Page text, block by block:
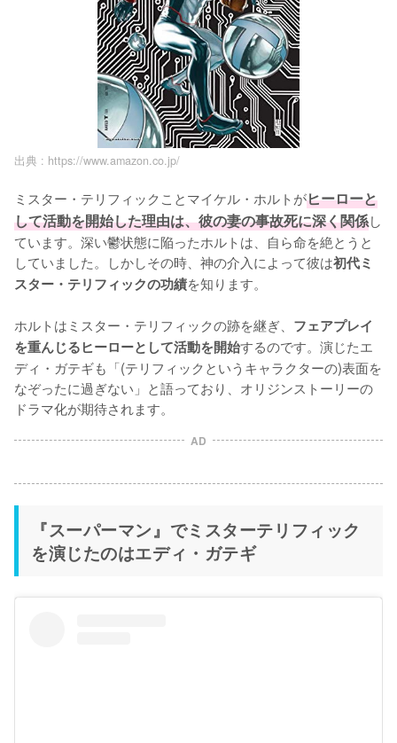
出典 : https://www.amazon.co.jp/
ミスター・テリフィックことマイケル・ホルトがヒーローと
して活動を開始した理由は、彼の妻の事故死に深く関係し
ています。深い鬱状態に陥ったホルトは、自ら命を絶とうと
していました。しかしその時、神の介入によって彼は初代ミ
スター・テリフィックの功績を知ります。
ホルトはミスター・テリフィックの跡を継ぎ、 フェアプレイ
を重んじるヒーローとして活動を開始するのです。演じたエ
ディ・ガテギも「(テリフィックというキャラクターの)表面を
なぞったに過ぎない」と語っており、オリジンストーリーの
ドラマ化が期待されます。
AD
『スーパーマン』でミスターテリフィック
を演じたのはエディ・ガテギ